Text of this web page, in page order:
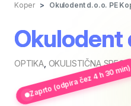
Koper Okulodent d.o.o. PE
Okulodent
OPTIKA, OKULISTIČNA
Zaprto (odpira čez 4 h 30 min)